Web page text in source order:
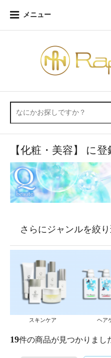
メニュー
【化粧・美容】 に
さらにジャンルを絞
スキンケア ヘア
19件の商品が見つかりまし